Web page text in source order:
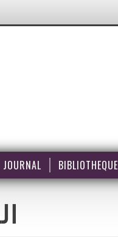
JOURNAL BIBLIOTHEQUE